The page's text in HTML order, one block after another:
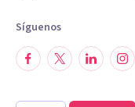
Síguenos